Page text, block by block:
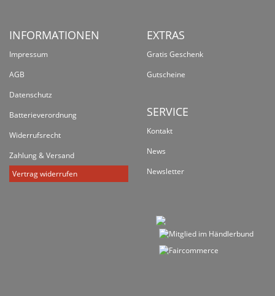
INFORMATIONEN
Impressum
AGB
Datenschutz
Batterieverordnung
Widerrufsrecht
Zahlung & Versand
Vertrag widerrufen
EXTRAS
Gratis Geschenk
Gutscheine
SERVICE
Kontakt
News
Newsletter